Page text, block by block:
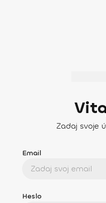
Zadaj svoje
Email
Heslo